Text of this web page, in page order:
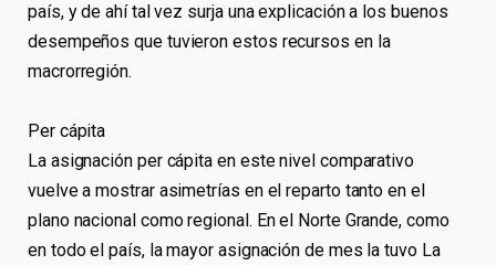
país, y de ahí tal vez surja una explicación a los buenos
desempeños que tuvieron estos recursos en la
macrorregión.
Per cápita
La asignación per cápita en este nivel comparativo
vuelve a mostrar asimetrías en el reparto tanto en el
plano nacional como regional. En el Norte Grande, como
en todo el país, la mayor asignación de mes la tuvo La